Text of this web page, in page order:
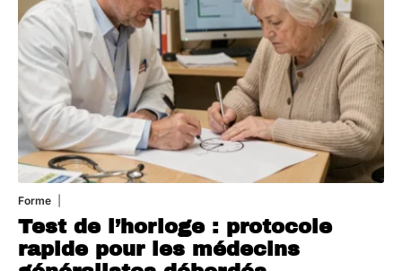
Forme
Test de l’horloge : protocole
rapide pour les médecins